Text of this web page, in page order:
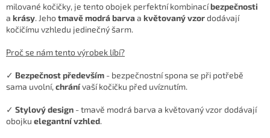
milované kočičky, je tento obojek perfektní kombinacíbezpečnosti
a krásy. Jehotmavě modrá barvaa květovaný vzordodávají
kočičímu vzhledu jedinečný šarm.
Proč se nám tento výrobek líbí?
✓ Bezpečnost především - bezpečnostní spona se při potřebě
sama uvolní, chránívaší kočičku před uvíznutím.
✓ Stylový design - tmavě modrá barva a květovaný vzor dodávají
obojku elegantní vzhled.